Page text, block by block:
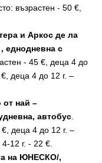
възрастен - 50 €,
и Аркос де ла
еднодневна с
- 45 €, деца 4 до
деца 4 до 12 г. –
от най –
автобус
деца 4 до 12 г. –
12 г. - 22 €.
на ЮНЕСКО/,